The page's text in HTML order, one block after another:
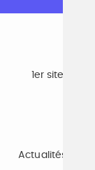
1er site
Actualités,